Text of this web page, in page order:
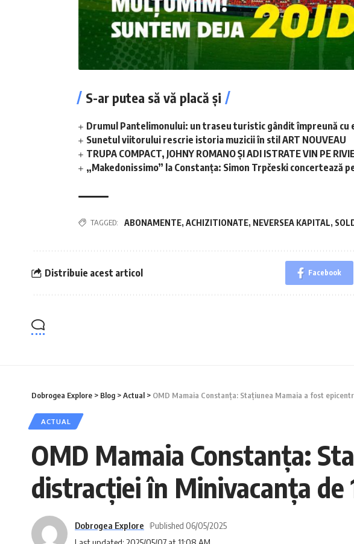
S-ar putea să vă placă și
Drumul Pantelimonului: un traseu turistic gândit împreună cu
Sunetul viitorului rescrie istoria muzicii în stil ART NOUVEAU
TRUPA COMPACT, JOHNY ROMANO ȘI ADI ISTRATE VIN PE
„Makedonissimo” la Constanța: Simon Trpčeski concertează
TAGGED: ABONAMENTE, ACHIZITIONATE, NEVERSEA KAPITAL,
Distribuie acest articol Facebook
Dobrogea Explore > Blog >Actual > OMD Mamaia Constanța: Stațiunea Mamaia a fost
ACTUAL
OMD Mamaia Constanța:
distracției în Minivacanța de
Dobrogea Explore Published 06/05/2025